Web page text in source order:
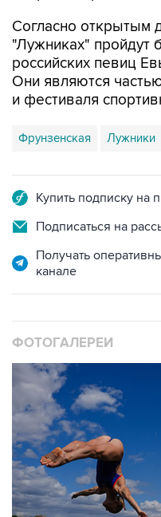
российских певиц
Они являются
и фестиваля
Фрунзенская Лужники
Подписаться на
Получать